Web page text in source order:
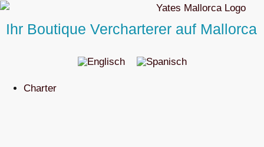
Ihr Boutique Vercharterer auf Mallorca
Charter